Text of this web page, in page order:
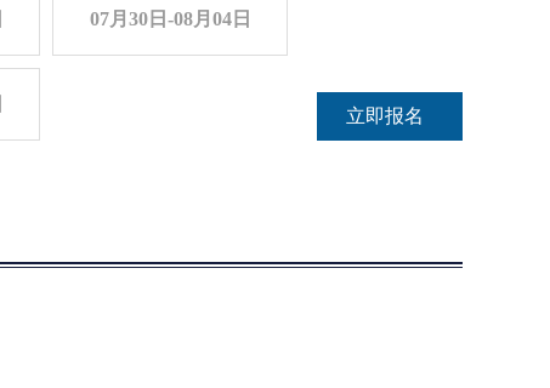
07月30日-08月04日
立即报名